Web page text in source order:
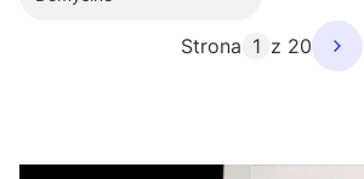
Strona z 20